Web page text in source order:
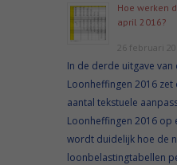
Hoe werken
april 2016?
26 februari
In de derde uitgave
Loonheffingen 2016
aantal tekstuele
Loonheffingen 2016 op
wordt duidelijk hoe de
loonbelastingtabellen